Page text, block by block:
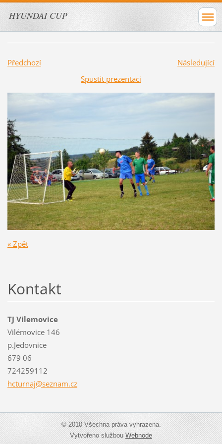
HYUNDAI CUP
Předchozí
Následující
Spustit prezentaci
« Zpět
Kontakt
TJ Vilemovice
Vilémovice 146
p.Jedovnice
679 06
724259112
hcturnaj@seznam.cz
© 2010 Všechna práva vyhrazena.
Vytvořeno službouWebnode